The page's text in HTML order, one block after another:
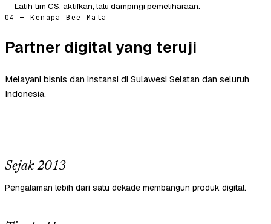
Latih tim CS, aktifkan, lalu dampingi pemeliharaan.
04 — Kenapa Bee Mata
Partner digital yang teruji
Melayani bisnis dan instansi di Sulawesi Selatan dan seluruh
Indonesia.
Sejak 2013
Pengalaman lebih dari satu dekade membangun produk digital.